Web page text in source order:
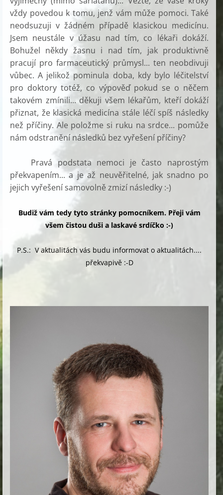
vždy povedou k tomu, jenž vám může pomoci. Také
neodsuzuji v žádném případě klasickou medicínu.
Jsem neustále v úžasu nad tím, co lékaři dokáží.
Bohužel někdy žasnu i nad tím, jak produktivně
pracují pro farmaceutický průmysl... ten neobdivuji
vůbec. A jelikož pominula doba, kdy bylo léčitelství
pro doktory totéž, co výpověď pokud se o něčem
takovém zmínili... děkuji všem lékařům, kteří dokáží
přiznat, že klasická medicína stále léčí spíš následky
než příčiny. Ale položme si ruku na srdce... pomůže
nám odstranění následků bez vyřešení příčiny?
Pravá podstata nemoci je často naprostým
překvapením... a je až neuvěřitelné, jak snadno po
jejich vyřešení samovolně zmizí následky :-)
Budiž vám tedy tyto stránky pomocníkem. Přeji vám
všem čistou duši a laskavé srdíčko :-)
P.S.: V aktualitách vás budu informovat o aktualitách....
překvapivě :-D